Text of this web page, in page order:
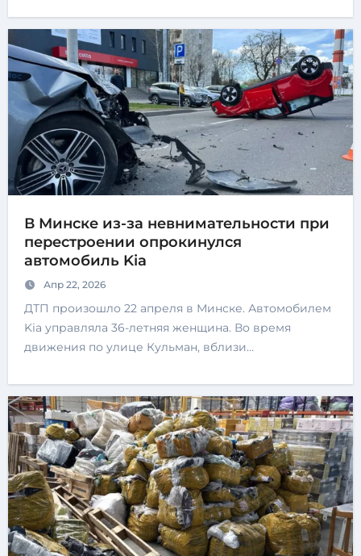
В Минске из-за невнимательности при
перестроении опрокинулся
автомобиль Kia
Апр 22, 2026
ДТП произошло 22 апреля в Минске. Автомобилем
Kia управляла 36-летняя женщина. Во время
движения по улице Кульман, вблизи…